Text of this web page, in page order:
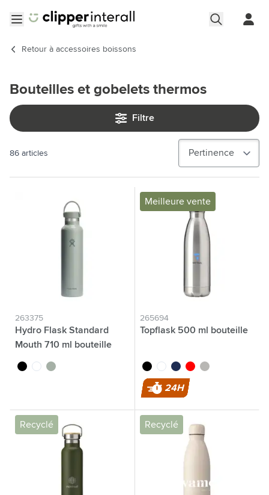
Retour à accessoires boissons
Bouteilles et gobelets thermos
Filtre
86 articles
263375
Hydro Flask Standard
Mouth 710 ml bouteille
noir blancvert/gris
Meilleure vente
265694
Topflask 500 ml bouteille
noir blancbleu rougeargenté
24H
Recyclé Recyclé